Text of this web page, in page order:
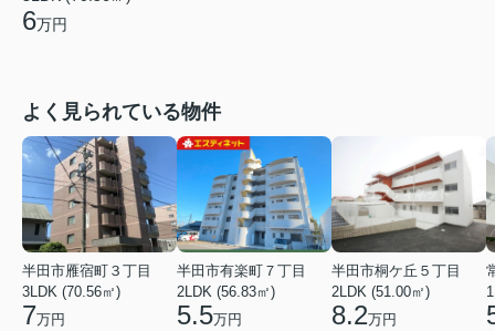
6万円
よく見られている物件
半田市雁宿町３丁目
3LDK (70.56㎡)
7万円
半田市有楽町７丁目
2LDK (56.83㎡)
5.5万円
半田市桐ケ丘５丁目
2LDK (51.00㎡)
8.2万円